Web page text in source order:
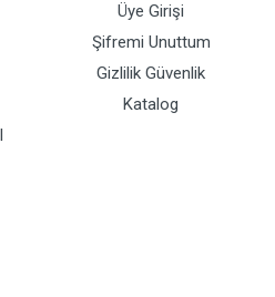
Üye Girişi
Şifremi Unuttum
Gizlilik Güvenlik
Katalog